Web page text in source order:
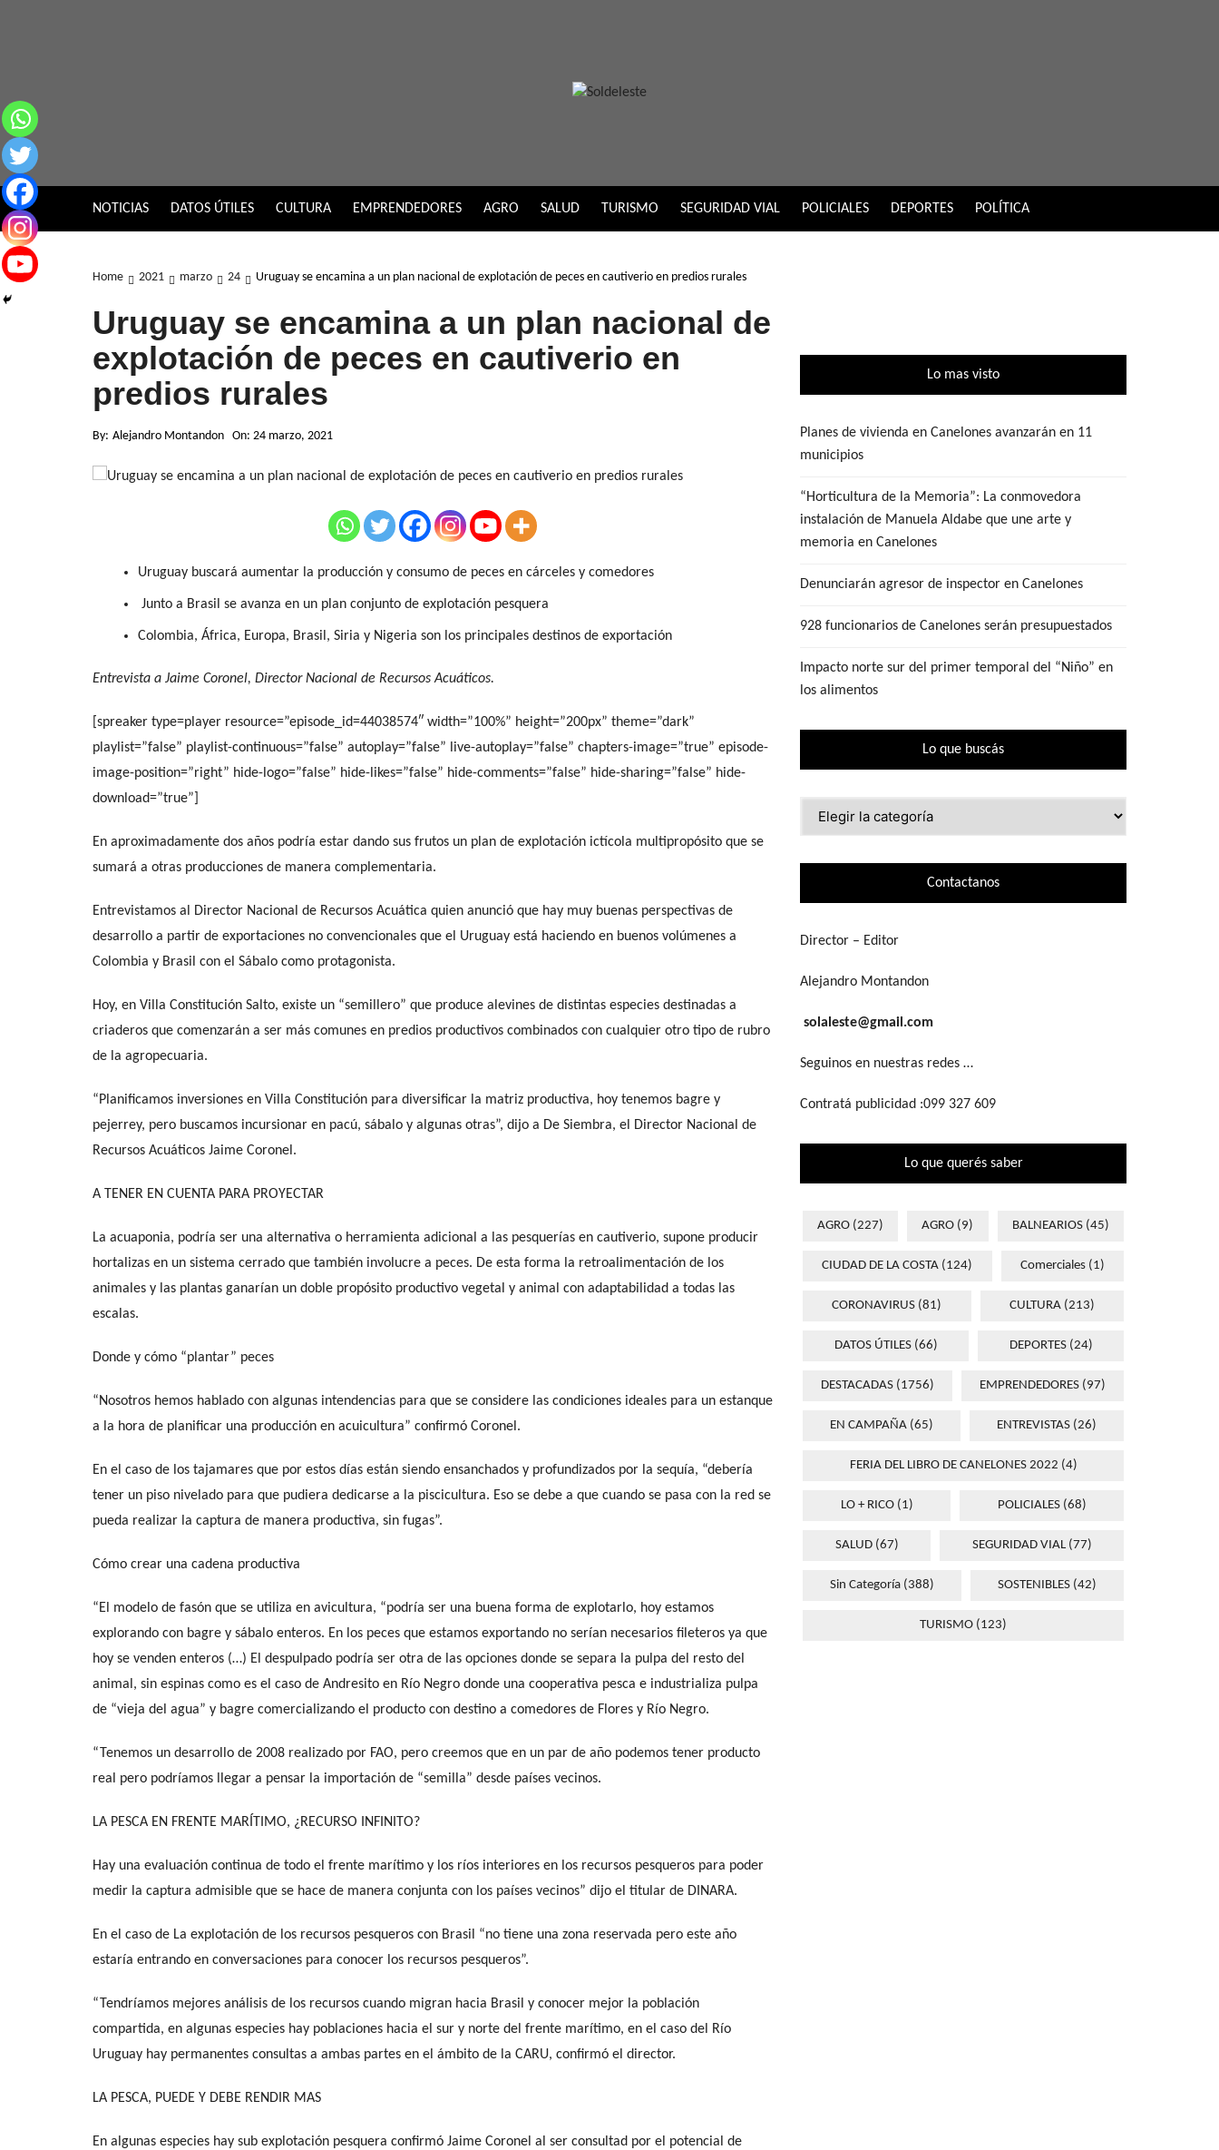
NOTICIAS DATOS ÚTILES CULTURA EMPRENDEDORES AGRO SALUD TURISMO SEGURIDAD VIAL POLICIALES DEPORTES POLÍTICA
Home 2021 marzo 24 Uruguay se encamina a un plan nacional de explotación de peces en cautiverio en predios rurales
Uruguay se encamina a un plan nacional de
explotación de peces en cautiverio en
predios rurales
By: Alejandro Montandon On: 24 marzo, 2021
Uruguay buscará aumentar la producción y consumo de peces en cárceles y comedores
Junto a Brasil se avanza en un plan conjunto de explotación pesquera
Colombia, África, Europa, Brasil, Siria y Nigeria son los principales destinos de exportación
Entrevista a Jaime Coronel, Director Nacional de Recursos Acuáticos.
[spreaker type=player resource=”episode_id=44038574″ width=”100%” height=”200px” theme=”dark”
playlist=”false” playlist-continuous=”false” autoplay=”false” live-autoplay=”false” chapters-image=”true” episode-
image-position=”right” hide-logo=”false” hide-likes=”false” hide-comments=”false” hide-sharing=”false” hide-
download=”true”]
En aproximadamente dos años podría estar dando sus frutos un plan de explotación ictícola multipropósito que se
sumará a otras producciones de manera complementaria.
Entrevistamos al Director Nacional de Recursos Acuática quien anunció que hay muy buenas perspectivas de
desarrollo a partir de exportaciones no convencionales que el Uruguay está haciendo en buenos volúmenes a
Colombia y Brasil con el Sábalo como protagonista.
Hoy, en Villa Constitución Salto, existe un “semillero” que produce alevines de distintas especies destinadas a
criaderos que comenzarán a ser más comunes en predios productivos combinados con cualquier otro tipo de rubro
de la agropecuaria.
“Planificamos inversiones en Villa Constitución para diversificar la matriz productiva, hoy tenemos bagre y
pejerrey, pero buscamos incursionar en pacú, sábalo y algunas otras”, dijo a De Siembra, el Director Nacional de
Recursos Acuáticos Jaime Coronel.
A TENER EN CUENTA PARA PROYECTAR
La acuaponia, podría ser una alternativa o herramienta adicional a las pesquerías en cautiverio, supone producir
hortalizas en un sistema cerrado que también involucre a peces. De esta forma la retroalimentación de los
animales y las plantas ganarían un doble propósito productivo vegetal y animal con adaptabilidad a todas las
escalas.
Donde y cómo “plantar” peces
“Nosotros hemos hablado con algunas intendencias para que se considere las condiciones ideales para un estanque
a la hora de planificar una producción en acuicultura” confirmó Coronel.
En el caso de los tajamares que por estos días están siendo ensanchados y profundizados por la sequía, “debería
tener un piso nivelado para que pudiera dedicarse a la piscicultura. Eso se debe a que cuando se pasa con la red se
pueda realizar la captura de manera productiva, sin fugas”.
Cómo crear una cadena productiva
“El modelo de fasón que se utiliza en avicultura, “podría ser una buena forma de explotarlo, hoy estamos
explorando con bagre y sábalo enteros. En los peces que estamos exportando no serían necesarios fileteros ya que
hoy se venden enteros (…) El despulpado podría ser otra de las opciones donde se separa la pulpa del resto del
animal, sin espinas como es el caso de Andresito en Río Negro donde una cooperativa pesca e industrializa pulpa
de “vieja del agua” y bagre comercializando el producto con destino a comedores de Flores y Río Negro.
“Tenemos un desarrollo de 2008 realizado por FAO, pero creemos que en un par de año podemos tener producto
real pero podríamos llegar a pensar la importación de “semilla” desde países vecinos.
LA PESCA EN FRENTE MARÍTIMO, ¿RECURSO INFINITO?
Hay una evaluación continua de todo el frente marítimo y los ríos interiores en los recursos pesqueros para poder
medir la captura admisible que se hace de manera conjunta con los países vecinos” dijo el titular de DINARA.
En el caso de La explotación de los recursos pesqueros con Brasil “no tiene una zona reservada pero este año
estaría entrando en conversaciones para conocer los recursos pesqueros”.
“Tendríamos mejores análisis de los recursos cuando migran hacia Brasil y conocer mejor la población
compartida, en algunas especies hay poblaciones hacia el sur y norte del frente marítimo, en el caso del Río
Uruguay hay permanentes consultas a ambas partes en el ámbito de la CARU, confirmó el director.
LA PESCA, PUEDE Y DEBE RENDIR MAS
En algunas especies hay sub explotación pesquera confirmó Jaime Coronel al ser consultad por el potencial de
Lo mas visto
Planes de vivienda en Canelones avanzarán en 11
municipios
“Horticultura de la Memoria”: La conmovedora
instalación de Manuela Aldabe que une arte y
memoria en Canelones
Denunciarán agresor de inspector en Canelones
928 funcionarios de Canelones serán presupuestados
Impacto norte sur del primer temporal del “Niño” en
los alimentos
Lo que buscás
Contactanos
Director – Editor
Alejandro Montandon
solaleste@gmail.com
Seguinos en nuestras redes …
Contratá publicidad :099 327 609
Lo que querés saber
AGRO (227) AGRO (9) BALNEARIOS(45)
CIUDAD DE LA COSTA (124) Comerciales(1)
CORONAVIRUS (81) CULTURA(213)
DATOS ÚTILES(66) DEPORTES(24)
DESTACADAS (1756) EMPRENDEDORES (97)
EN CAMPAÑA (65) ENTREVISTAS (26)
FERIA DEL LIBRO DE CANELONES 2022 (4)
LO + RICO(1) POLICIALES(68)
SALUD(67) SEGURIDAD VIAL(77)
Sin Categoría (388) SOSTENIBLES (42)
TURISMO (123)